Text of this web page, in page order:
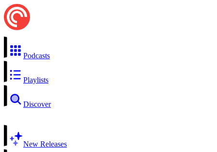
Podcasts
Playlists
Discover
New Releases